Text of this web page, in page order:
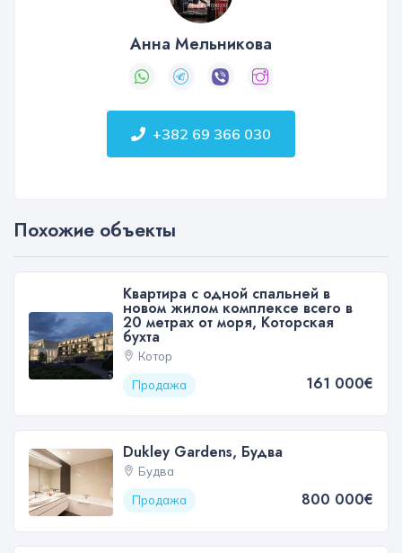
Анна Мельникова
+382 69 366 030
Похожие объекты
Квартира с одной спальней в
новом жилом комплексе всего в
20 метрах от моря, Которская
бухта
Котор
Продажа
161 000€
Dukley Gardens, Будва
Будва
Продажа
800 000€